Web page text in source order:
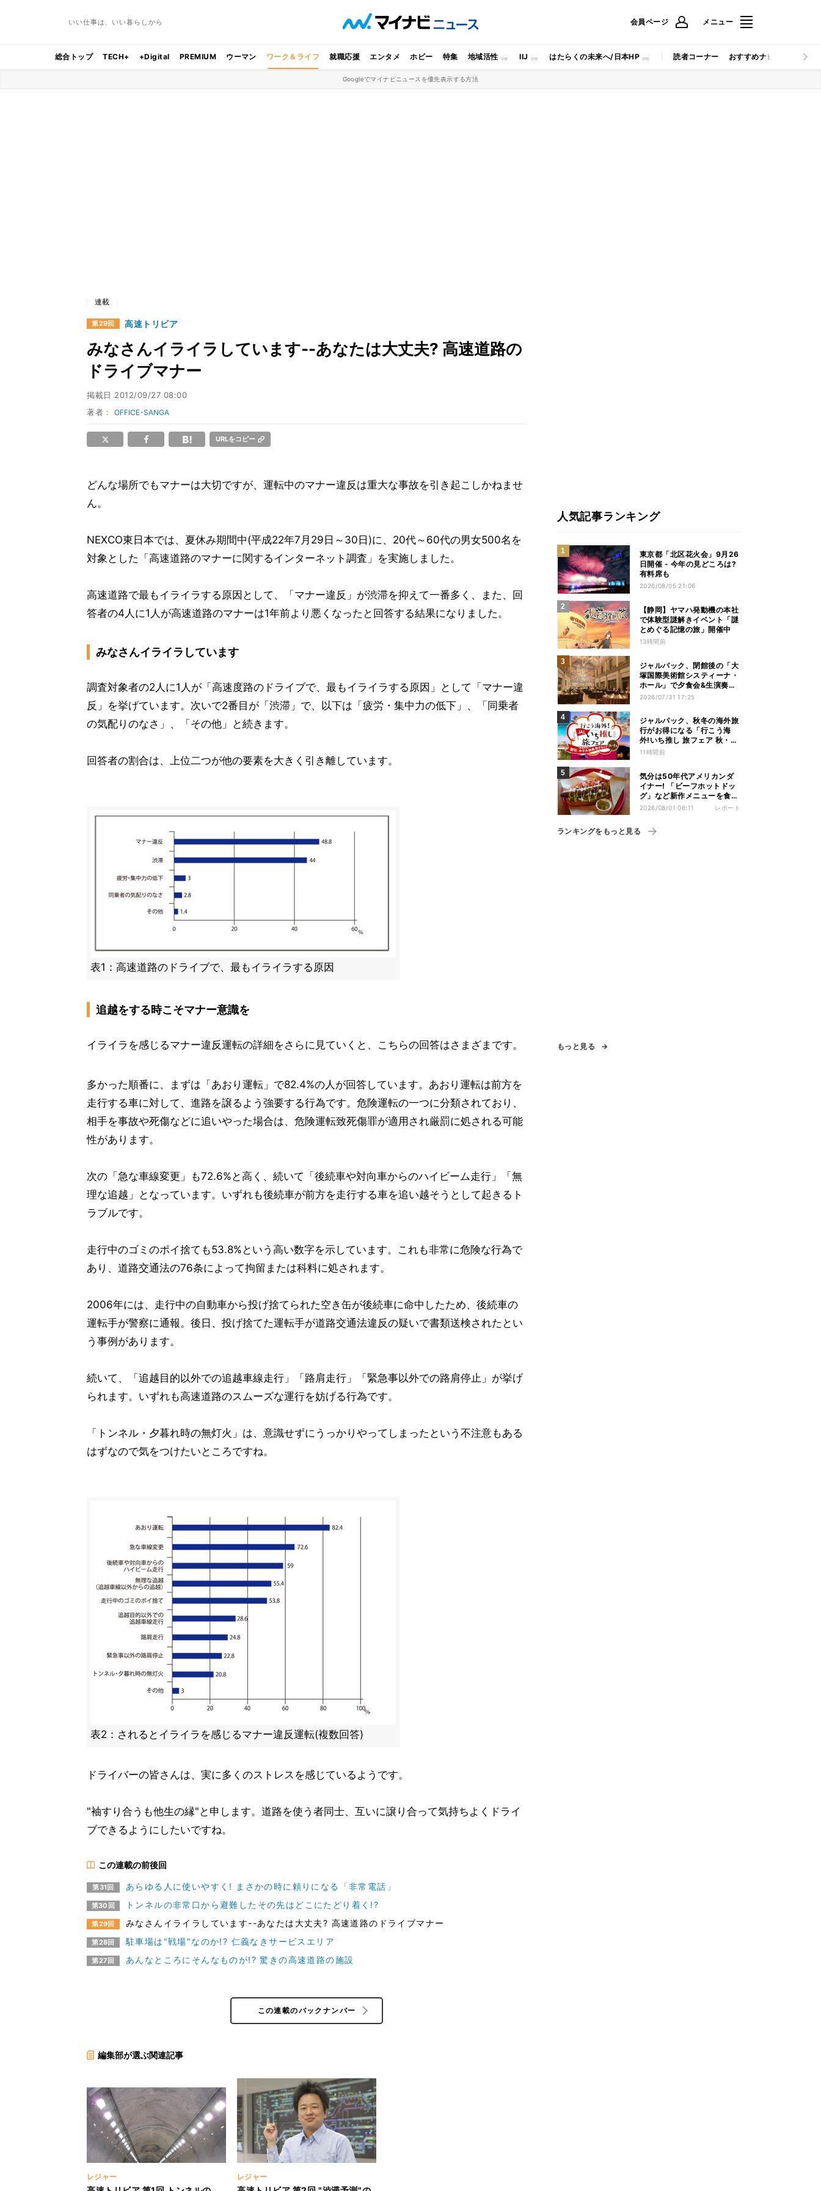
いい仕事は、いい暮らしから 会員ページ メニュー
総合トップ TECH+ +Digital PREMIUM ウーマン ワーク＆ライフ 就職応援 エンタメ ホビー 特集 地域活性 IIJ はたらくの未来へ/日本HP 読者コーナー おすすめナビ マイナビ
Googleでマイナビニュースを優先表示する方法
連載
第29回 高速トリビア
みなさんイライラしています--あなたは大丈夫? 高速道路の
ドライブマナー
掲載日 2012/09/27 08:00
著者：OFFICE-SANGA
URLをコピー
どんな場所でもマナーは大切ですが、運転中のマナー違反は重大な事故を引き起こしかねませ
ん。
NEXCO東日本では、夏休み期間中(平成22年7月29日～30日)に、20代～60代の男女500名を
対象とした「高速道路のマナーに関するインターネット調査」を実施しました。
高速道路で最もイライラする原因として、「マナー違反」が渋滞を抑えて一番多く、また、回
答者の4人に1人が高速道路のマナーは1年前より悪くなったと回答する結果になりました。
みなさんイライラしています
調査対象者の2人に1人が「高速度路のドライブで、最もイライラする原因」として「マナー違
反」を挙げています。次いで2番目が「渋滞」で、以下は「疲労・集中力の低下」、「同乗者
の気配りのなさ」、「その他」と続きます。
回答者の割合は、上位二つが他の要素を大きく引き離しています。
表1：高速道路のドライブで、最もイライラする原因
追越をする時こそマナー意識を
イライラを感じるマナー違反運転の詳細をさらに見ていくと、こちらの回答はさまざまです。
多かった順番に、まずは「あおり運転」で82.4%の人が回答しています。あおり運転は前方を
走行する車に対して、進路を譲るよう強要する行為です。危険運転の一つに分類されており、
相手を事故や死傷などに追いやった場合は、危険運転致死傷罪が適用され厳罰に処される可能
性があります。
次の「急な車線変更」も72.6%と高く、続いて「後続車や対向車からのハイビーム走行」「無
理な追越」となっています。いずれも後続車が前方を走行する車を追い越そうとして起きるト
ラブルです。
走行中のゴミのポイ捨ても53.8%という高い数字を示しています。これも非常に危険な行為で
あり、道路交通法の76条によって拘留または科料に処されます。
2006年には、走行中の自動車から投げ捨てられた空き缶が後続車に命中したため、後続車の
運転手が警察に通報。後日、投げ捨てた運転手が道路交通法違反の疑いで書類送検されたとい
う事例があります。
続いて、「追越目的以外での追越車線走行」「路肩走行」「緊急事以外での路肩停止」が挙げ
られます。いずれも高速道路のスムーズな運行を妨げる行為です。
「トンネル・夕暮れ時の無灯火」は、意識せずにうっかりやってしまったという不注意もある
はずなので気をつけたいところですね。
表2：されるとイライラを感じるマナー違反運転(複数回答)
ドライバーの皆さんは、実に多くのストレスを感じているようです。
"袖すり合うも他生の縁"と申します。道路を使う者同士、互いに譲り合って気持ちよくドライ
ブできるようにしたいですね。
この連載の前後回
第31回 あらゆる人に使いやすく! まさかの時に頼りになる「非常電話」
第30回 トンネルの非常口から避難したその先はどこにたどり着く!?
第29回 みなさんイライラしています--あなたは大丈夫? 高速道路のドライブマナー
第28回 駐車場は"戦場"なのか!? 仁義なきサービスエリア
第27回 あんなところにそんなものが!? 驚きの高速道路の施設
この連載のバックナンバー
編集部が選ぶ関連記事
レジャー レジャー
人気記事ランキング
東京都「北区花火会」9月26
日開催 - 今年の見どころは?
有料席も
2026/08/05 21:06
【静岡】ヤマハ発動機の本社
で体験型謎解きイベント「謎
とめぐる記憶の旅」開催中
13時間前
ジャルパック、閉館後の「大
塚国際美術館システィーナ・
ホール」で夕食会&生演奏を
楽しむツアーを販売 – 徳島を
2026/07/31 17:25
ジャルパック、秋冬の海外旅
行がお得になる「行こう海
外!いち推し 旅フェア 秋・冬
編」フェアを開催
11時間前
気分は50年代アメリカンダ
イナー! 「ビーフホットドッ
グ」など新作メニューを食べ
てきた【1955 東京ベイ by
2026/08/01 06:11 レポート
ランキングをもっと見る
もっと見る